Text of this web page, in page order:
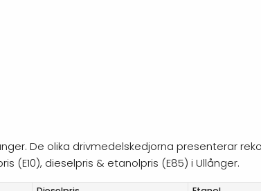
De olika drivmedelskedjorna presenterar
(E10), dieselpris & etanolpris (E85) i Ullånger.